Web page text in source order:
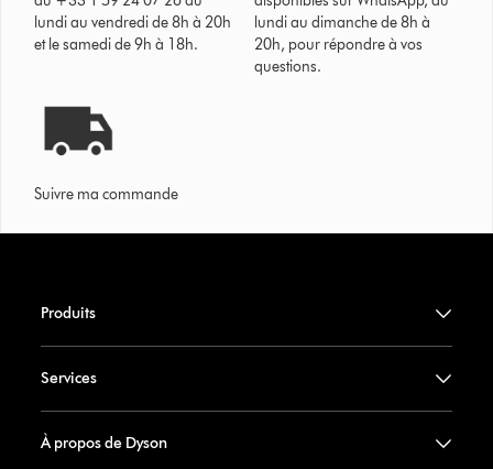
lundi au vendredi de 8h à 20h
et le samedi de 9h à 18h.
lundi au dimanche de 8h à
20h, pour répondre à vos
questions.
Suivre ma commande
Produits
Services
À propos de Dyson